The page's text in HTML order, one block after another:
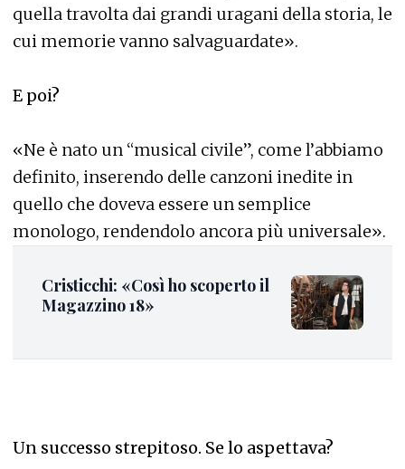
quella travolta dai grandi uragani della storia, le
cui memorie vanno salvaguardate».
E poi?
«Ne è nato un “musical civile”, come l’abbiamo
definito, inserendo delle canzoni inedite in
quello che doveva essere un semplice
monologo, rendendolo ancora più universale».
Cristicchi: «Così ho scoperto il
Magazzino 18»
Un successo strepitoso. Se lo aspettava?